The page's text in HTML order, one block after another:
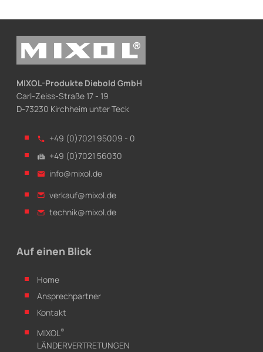
MIXOL-Produkte Diebold GmbH
Carl-Zeiss-Straße 17 - 19
D-73230 Kirchheim unter Teck
+49 (0)7021 95009 - 0
+49 (0)7021 56030
info@mixol.de
verkauf@mixol.de
technik@mixol.de
Auf einen Blick
Home
Ansprechpartner
Kontakt
MIXOL®
LÄNDERVERTRETUNGEN